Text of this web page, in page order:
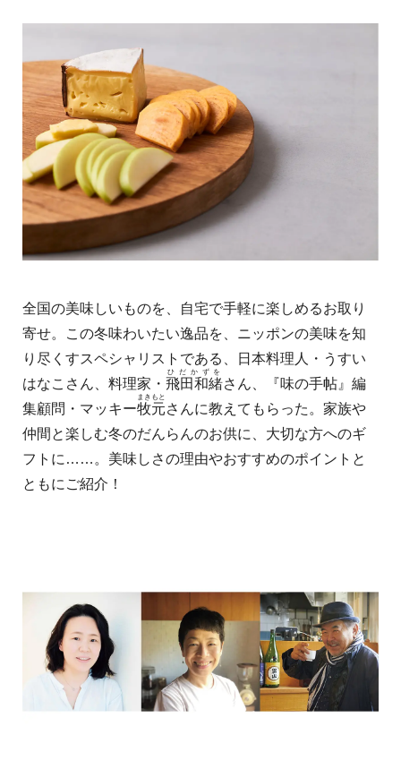
全国の美味しいものを、自宅で手軽に楽しめるお取り
寄せ。この冬味わいたい逸品を、ニッポンの美味を知
り尽くすスペシャリストである、日本料理人・うすい
はなこさん、料理家・ 飛田和緒
ひだかずを
さん、『味の手帖』編
集顧問・マッキー牧元
まきもと
さんに教えてもらった。家族や
仲間と楽しむ冬のだんらんのお供に、大切な方へのギ
フトに……。美味しさの理由やおすすめのポイントと
ともにご紹介！